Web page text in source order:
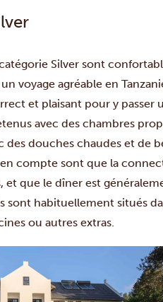
Silver sont
voyage agréable en
et plaisant pour y passer
avec des chambres
des douches chaudes et de
compte sont que la
et que le dîner est
sont habituellement situés
ou autres extras.